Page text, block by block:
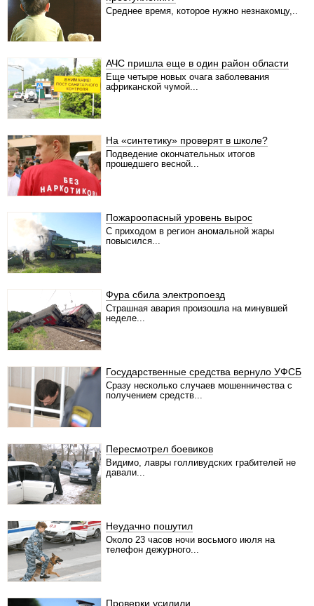
Среднее время, которое нужно незнакомцу,..
АЧС пришла еще в один район области
Еще четыре новых очага заболевания
африканской чумой...
На «синтетику» проверят в школе?
Подведение окончательных итогов
прошедшего весной...
Пожароопасный уровень вырос
С приходом в регион аномальной жары
повысился...
Фура сбила электропоезд
Страшная авария произошла на минувшей
неделе...
Государственные средства вернуло УФСБ
Сразу несколько случаев мошенничества с
получением средств...
Пересмотрел боевиков
Видимо, лавры голливудских грабителей не
давали...
Неудачно пошутил
Около 23 часов ночи восьмого июля на
телефон дежурного...
Проверки усилили